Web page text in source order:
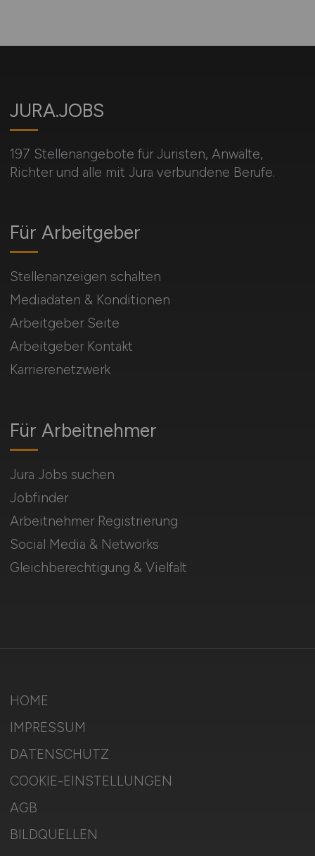
JURA.JOBS
197 Stellenangebote für Juristen, Anwälte,
Richter und alle mit Jura verbundene Berufe.
Für Arbeitnehmer
Jura Jobs suchen
Jobfinder
Arbeitnehmer Registrierung
Social Media & Networks
Gleichberechtigung & Vielfalt
Für Arbeitgeber
Stellenanzeigen schalten
Mediadaten & Konditionen
Arbeitgeber Seite
Arbeitgeber Kontakt
Karrierenetzwerk
HOME
IMPRESSUM
DATENSCHUTZ
COOKIE-EINSTELLUNGEN
AGB
BILDQUELLEN